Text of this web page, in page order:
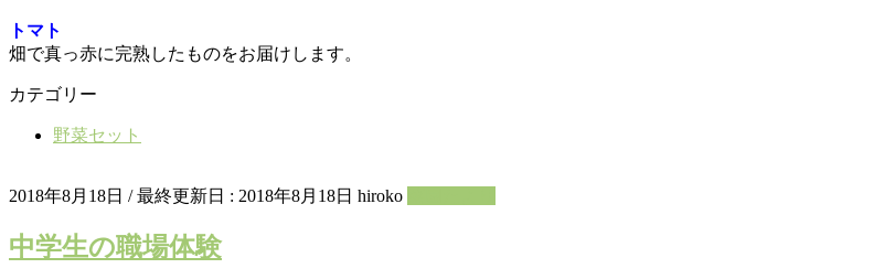
トマト
畑で真っ赤に完熟したものをお届けします。
カテゴリー
野菜セット
2018年8月18日 / 最終更新日 : 2018年8月18日 hiroko
中学生の職場体験